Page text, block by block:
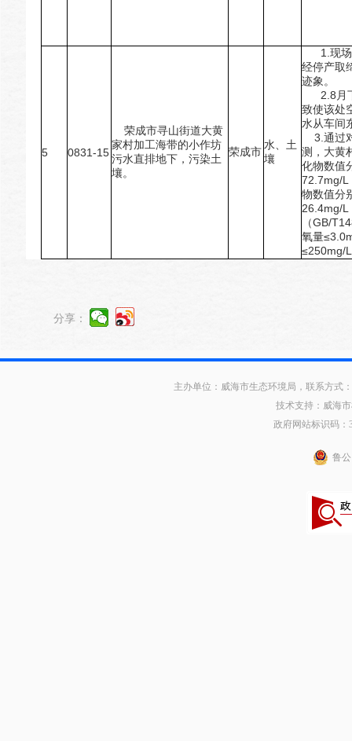
5 0831-15
荣成市寻山街道大黄
家村加工海带的小作坊
污水直排地下，污染土
壤。
荣成市
水、土
壤
1.现场
经停产取
迹象。
2.8月下
致使该处
水从车间
3.通过
测，大黄
化物数值
72.7mg/L
物数值分
26.4mg/L
（GB/
氧量
≤250mg/
分享：
主办单位：威海市生态环境局，联系方式
技术支持：威海
政府网站标识码：
鲁公